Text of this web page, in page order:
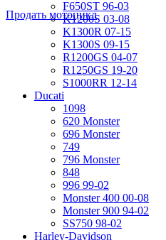
F650ST 96-03
K1200S 03-08
K1300R 07-15
K1300S 09-15
R1200GS 04-07
R1250GS 19-20
S1000RR 12-14
Ducati
1098
620 Monster
696 Monster
749
796 Monster
848
996 99-02
Monster 400 00-08
Monster 900 94-02
SS750 98-02
Harley-Davidson
Продать мотоцикл